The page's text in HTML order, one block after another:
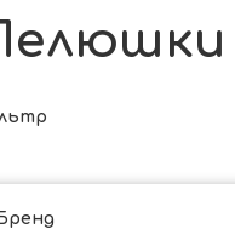
Бренд